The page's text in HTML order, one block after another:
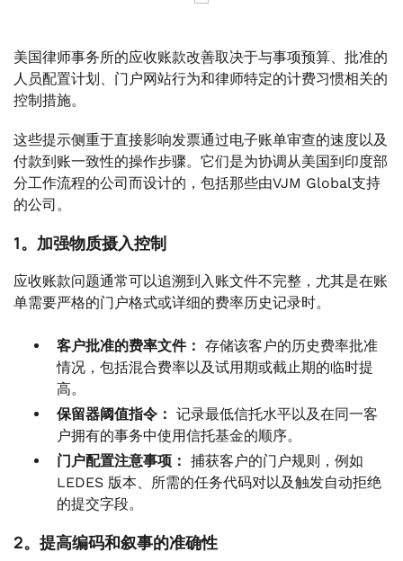
美国律师事务所的应收账款改善取决于与事项预算、批准的
人员配置计划、门户网站行为和律师特定的计费习惯相关的
控制措施。
这些提示侧重于直接影响发票通过电子账单审查的速度以及
付款到账一致性的操作步骤。它们是为协调从美国到印度部
分工作流程的公司而设计的，包括那些由VJM Global支持
的公司。
1。加强物质摄入控制
应收账款问题通常可以追溯到入账文件不完整，尤其是在账
单需要严格的门户格式或详细的费率历史记录时。
客户批准的费率文件： 存储该客户的历史费率批准
情况，包括混合费率以及试用期或截止期的临时提
高。
保留器阈值指令： 记录最低信托水平以及在同一客
户拥有的事务中使用信托基金的顺序。
门户配置注意事项： 捕获客户的门户规则，例如
LEDES 版本、所需的任务代码对以及触发自动拒绝
的提交字段。
2。提高编码和叙事的准确性